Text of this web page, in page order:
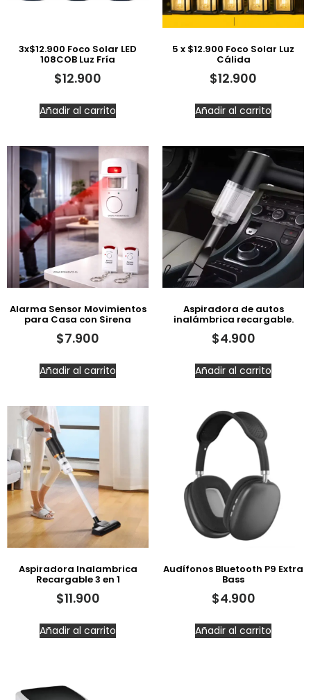
3x$12.900 Foco Solar LED
108COB Luz Fría
$12.900
Añadir al carrito
5 x $12.900 Foco Solar Luz
Cálida
$12.900
Añadir al carrito
Alarma Sensor Movimientos
para Casa con Sirena
$7.900
Añadir al carrito
Aspiradora de autos
inalámbrica recargable.
$4.900
Añadir al carrito
Aspiradora Inalambrica
Recargable 3 en 1
$11.900
Añadir al carrito
Audífonos Bluetooth P9 Extra
Bass
$4.900
Añadir al carrito